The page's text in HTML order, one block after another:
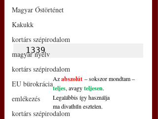
Magyar Őstörténet
Kakukk
kortárs szépirodalom
magyar nyelv
kortárs szépirodalom
EU bürokrácia
emlékezés
kortárs szépirodalom
1339
Az abszolút – sokszor mondtam –
teljes, avagy teljesen.
Legalábbis így használja
ma divathűn esztelen.